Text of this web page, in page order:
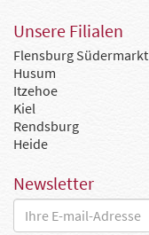
Unsere Filialen
Flensburg Südermarkt
Husum
Itzehoe
Kiel
Rendsburg
Heide
Newsletter